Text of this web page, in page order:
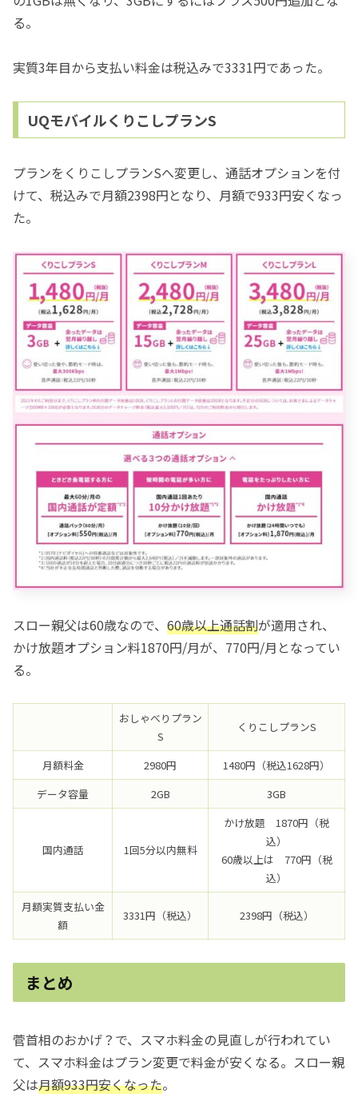
る。
実質3年目から支払い料金は税込みで3331円であった。
UQモバイルくりこしプランS
プランをくりこしプランSへ変更し、通話オプションを付
けて、税込みで月額2398円となり、月額で933円安くなっ
た。
スロー親父は60歳なので、 60歳以上通話割が適用され、
かけ放題オプション料1870円/月が、770円/月となってい
る。
おしゃべりプラン
S
くりこしプランS
月額料金 2980円
1480円（税込1628円）
データ容量
2GB 3GB
国内通話 1回5分以内無料
かけ放題 1870円（税
込）
60歳以上は 770円（税
込）
月額実質支払い金
額
3331円（税込） 2398円（税込）
まとめ
菅首相のおかげ？で、スマホ料金の見直しが行われてい
て、スマホ料金はプラン変更で料金が安くなる。スロー親
父は月額933円安くなった。